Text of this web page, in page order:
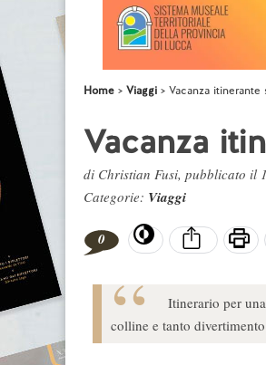
Home Viaggi Vacanza itinerante
Vacanza
di Christian Fusi, pubblicato il
Categorie: Viaggi
0
Itinerario per
colline e tanto